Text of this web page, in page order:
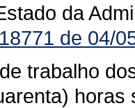
da
de 04/
trabalho